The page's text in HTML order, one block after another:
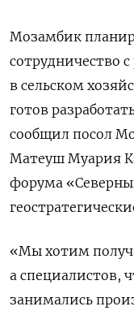
Мозамбик
сотрудничество
в сельском
готов
сообщил посол
Матеуш Муария
форума
«Мы хотим
а специалистов,
занимались